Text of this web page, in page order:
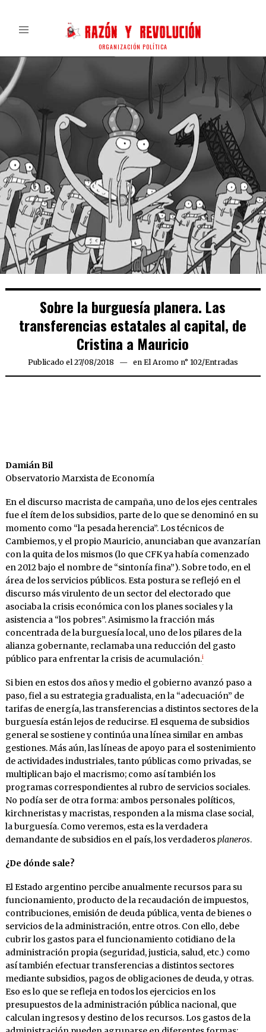
ORGANIZACIÓN POLÍTICA
Sobre la burguesía planera. Las
transferencias estatales al capital, de
Cristina a Mauricio
Publicado el 27/08/201827/08/2018
en El Aromo n° 102/Entradas
Damián Bil
Observatorio Marxista de Economía
En el discurso macrista de campaña, uno de los ejes centrales
fue el ítem de los subsidios, parte de lo que se denominó en su
momento como “la pesada herencia”. Los técnicos de
Cambiemos, y el propio Mauricio, anunciaban que avanzarían
con la quita de los mismos (lo que CFK ya había comenzado
en 2012 bajo el nombre de “sintonía fina”). Sobre todo, en el
área de los servicios públicos. Esta postura se reflejó en el
discurso más virulento de un sector del electorado que
asociaba la crisis económica con los planes sociales y la
asistencia a “los pobres”. Asimismo la fracción más
concentrada de la burguesía local, uno de los pilares de la
alianza gobernante, reclamaba una reducción del gasto
público para enfrentar la crisis de acumulación.i
Si bien en estos dos años y medio el gobierno avanzó paso a
paso, fiel a su estrategia gradualista, en la “adecuación” de
tarifas de energía, las transferencias a distintos sectores de la
burguesía están lejos de reducirse. El esquema de subsidios
general se sostiene y continúa una línea similar en ambas
gestiones. Más aún, las líneas de apoyo para el sostenimiento
de actividades industriales, tanto públicas como privadas, se
multiplican bajo el macrismo; como así también los
programas correspondientes al rubro de servicios sociales.
No podía ser de otra forma: ambos personales políticos,
kirchneristas y macristas, responden a la misma clase social,
la burguesía. Como veremos, esta es la verdadera
demandante de subsidios en el país, los verdaderosplaneros.
¿De dónde sale?
El Estado argentino percibe anualmente recursos para su
funcionamiento, producto de la recaudación de impuestos,
contribuciones, emisión de deuda pública, venta de bienes o
servicios de la administración, entre otros. Con ello, debe
cubrir los gastos para el funcionamiento cotidiano de la
administración propia (seguridad, justicia, salud, etc.) como
así también efectuar transferencias a distintos sectores
mediante subsidios, pagos de obligaciones de deuda, y otras.
Eso es lo que se refleja en todos los ejercicios en los
presupuestos de la administración pública nacional, que
calculan ingresos y destino de los recursos. Los gastos de la